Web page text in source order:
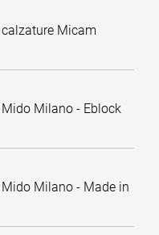
Micam
Milano - Eblock
Milano - Made in